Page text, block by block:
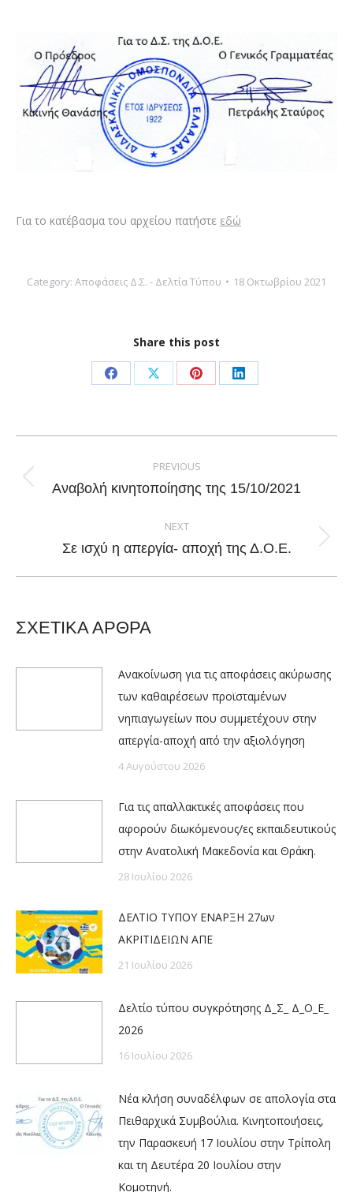
Για το κατέβασμα του αρχείου πατήστε εδώ
Category: Αποφάσεις Δ.Σ. - Δελτία Τύπου 18 Οκτωβρίου 2021
Share this post
Share
Facebook
Share
X
Share
Pinterest
Share
LinkedIn
navigation
PREVIOUS
Previous
Αναβολή κινητοποίησης της 15/10/2021
NEXT
Next
Σε ισχύ η απεργία- αποχή της Δ.Ο.Ε.
ΣΧΕΤΙΚΑ ΑΡΘΡΑ
Ανακοίνωση για τις αποφάσεις ακύρωσης
των καθαιρέσεων προϊσταμένων
νηπιαγωγείων που συμμετέχουν στην
απεργία-αποχή από την αξιολόγηση
4 Αυγούστου 2026
Για τις απαλλακτικές αποφάσεις που
αφορούν διωκόμενους/ες εκπαιδευτικούς
στην Ανατολική Μακεδονία και Θράκη.
28 Ιουλίου 2026
ΔΕΛΤΙΟ ΤΥΠΟΥ ΕΝΑΡΞΗ 27ων
ΑΚΡΙΤΙΔΕΙΩΝ ΑΠΕ
21 Ιουλίου 2026
Δελτίο τύπου συγκρότησης Δ_Σ_ Δ_Ο_Ε_
2026
16 Ιουλίου 2026
Νέα κλήση συναδέλφων σε απολογία στα
Πειθαρχικά Συμβούλια. Κινητοποιήσεις,
την Παρασκευή 17 Ιουλίου στην Τρίπολη
και τη Δευτέρα 20 Ιουλίου στην
Κομοτηνή.